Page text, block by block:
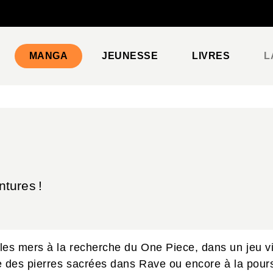
MANGA JEUNESSE LIVRES
!
mers à la recherche du One Piece, dans un jeu
pierres sacrées dans Rave ou encore à la